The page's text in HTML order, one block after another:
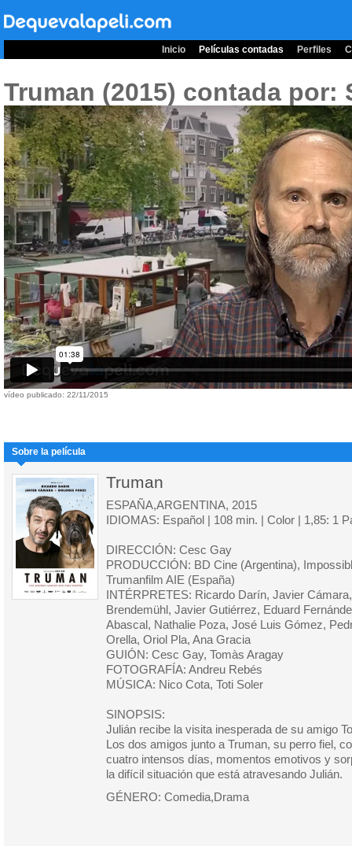
Inicio Películas contadas Perfiles
Truman (2015) contada por:
vídeo publicado: 22/11/2015
Sobre la película
Truman
ESPAÑA,ARGENTINA, 2015
IDIOMAS: Español | 108 min. | Color | 1,85: 1
DIRECCIÓN: Cesc Gay
PRODUCCIÓN: BD Cine (Argentina),
Trumanfilm AIE (España)
INTÉRPRETES: Ricardo Darín, Javier
Brendemühl, Javier Gutiérrez, Eduard
Abascal, Nathalie Poza, José Luis Gómez,
Orella, Oriol Pla, Ana Gracia
GUIÓN: Cesc Gay, Tomàs Aragay
FOTOGRAFÍA: Andreu Rebés
MÚSICA: Nico Cota, Toti Soler
SINOPSIS:
Julián recibe la visita inesperada de su amigo
Los dos amigos junto a Truman, su perro fiel,
cuatro intensos días, momentos emotivos y
la difícil situación que está atravesando Julián.
GÉNERO: Comedia,Drama